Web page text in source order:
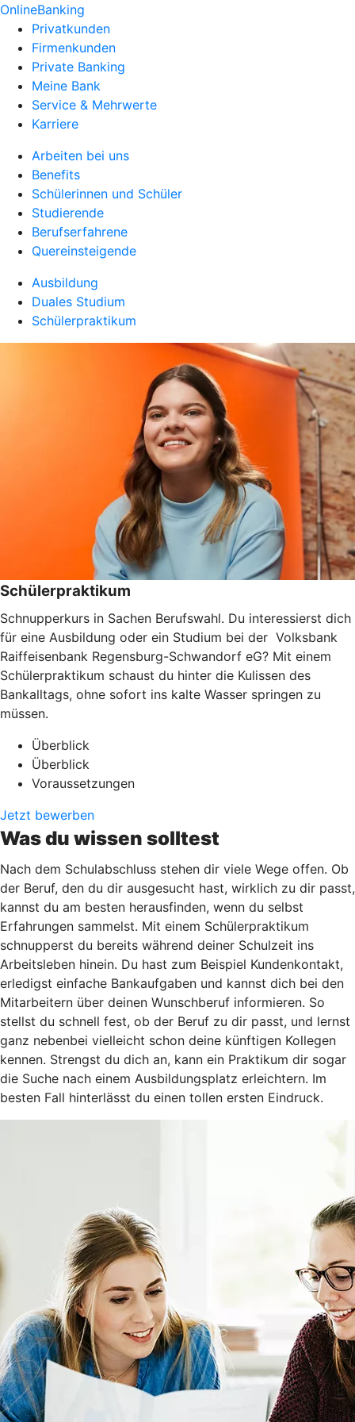
OnlineBanking
Privatkunden
Firmenkunden
Private Banking
Meine Bank
Service & Mehrwerte
Karriere
Arbeiten bei uns
Benefits
Schülerinnen und Schüler
Studierende
Berufserfahrene
Quereinsteigende
Ausbildung
Duales Studium
Schülerpraktikum
Schülerpraktikum
Schnupperkurs in Sachen Berufswahl. Du interessierst dich
für eine Ausbildung oder ein Studium bei der Volksbank
Raiffeisenbank Regensburg-Schwandorf eG? Mit einem
Schülerpraktikum schaust du hinter die Kulissen des
Bankalltags, ohne sofort ins kalte Wasser springen zu
müssen.
Überblick
Überblick
Voraussetzungen
Jetzt bewerben
Was du wissen solltest
Nach dem Schulabschluss stehen dir viele Wege offen. Ob
der Beruf, den du dir ausgesucht hast, wirklich zu dir passt,
kannst du am besten herausfinden, wenn du selbst
Erfahrungen sammelst. Mit einem Schülerpraktikum
schnupperst du bereits während deiner Schulzeit ins
Arbeitsleben hinein. Du hast zum Beispiel Kundenkontakt,
erledigst einfache Bankaufgaben und kannst dich bei den
Mitarbeitern über deinen Wunschberuf informieren. So
stellst du schnell fest, ob der Beruf zu dir passt, und lernst
ganz nebenbei vielleicht schon deine künftigen Kollegen
kennen. Strengst du dich an, kann ein Praktikum dir sogar
die Suche nach einem Ausbildungsplatz erleichtern. Im
besten Fall hinterlässt du einen tollen ersten Eindruck.